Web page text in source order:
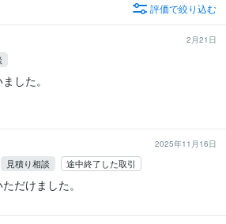
評価で絞り込む
2月21日
した。
2025年11月16日
見積り相談 途中終了した取引
だけました。